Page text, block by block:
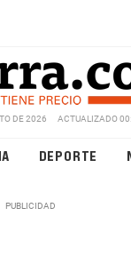
DE 2026 ACTUALIZADO
DEPORTE